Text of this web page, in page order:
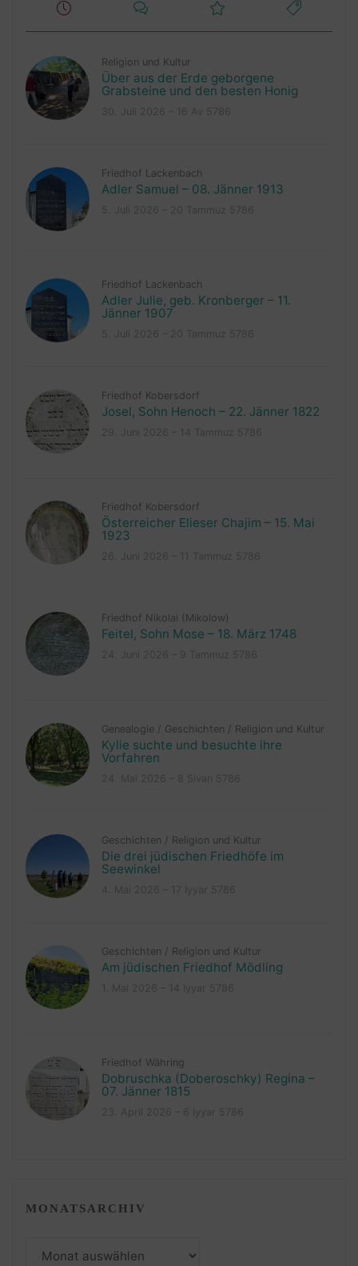
Religion und Kultur
Über aus der Erde geborgene
Grabsteine und den besten Honig
Friedhof Lackenbach
Adler Samuel – 08. Jänner 1913
Friedhof Lackenbach
Adler Julie, geb. Kronberger – 11.
Jänner 1907
Friedhof Kobersdorf
Josel, Sohn Henoch – 22. Jänner 1822
Friedhof Kobersdorf
Österreicher Elieser Chajim – 15. Mai
1923
Friedhof Nikolai (Mikolow)
Feitel, Sohn Mose – 18. März 1748
Genealogie / Geschichten / Religion und Kultur
Kylie suchte und besuchte ihre
Vorfahren
Geschichten / Religion und Kultur
Die drei jüdischen Friedhöfe im
Seewinkel
Geschichten / Religion und Kultur
Am jüdischen Friedhof Mödling
Friedhof Währing
Dobruschka (Doberoschky) Regina –
07. Jänner 1815
MONATSARCHIV